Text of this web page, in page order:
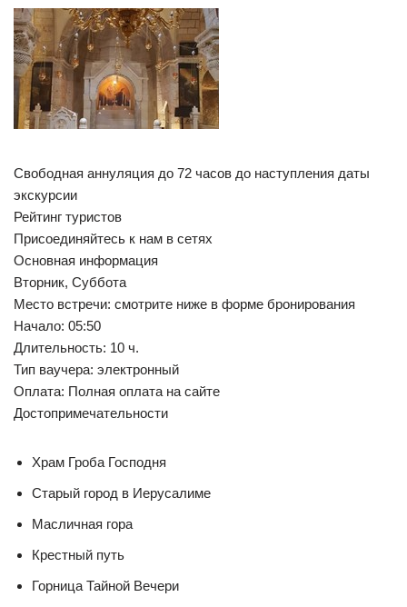
Свободная аннуляция до 72 часов до наступления даты
экскурсии
Рейтинг туристов
Присоединяйтесь к нам в сетях
Основная информация
Вторник, Суббота
Место встречи: смотрите ниже в форме бронирования
Начало: 05:50
Длительность: 10 ч.
Тип ваучера: электронный
Оплата: Полная оплата на сайте
Достопримечательности
Храм Гроба Господня
Старый город в Иерусалиме
Масличная гора
Крестный путь
Горница Тайной Вечери